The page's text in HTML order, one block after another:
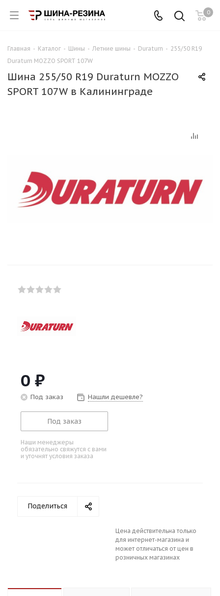
0
Главная - Каталог - Шины - Летние шины - Duraturn - 255/50 R19
Duraturn MOZZO SPORT 107W
Шина 255/50 R19 Duraturn MOZZO
SPORT 107W в Калининграде
0 ₽
Под заказ Нашли дешевле?
Под заказ
Наши менеджеры
обязательно свяжутся с вами
и уточнят условия заказа
Поделиться
Цена действительна только
для интернет-магазина и
может отличаться от цен в
розничных магазинах